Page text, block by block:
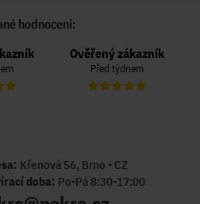
hodnocení:
Ověřený zákazník
Před týdnem
Křenová 56, Brno - CZ
doba: Po-Pá 8:30-17:00